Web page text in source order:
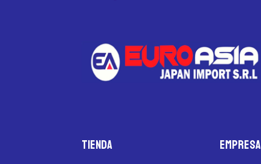
Tienda Empresa